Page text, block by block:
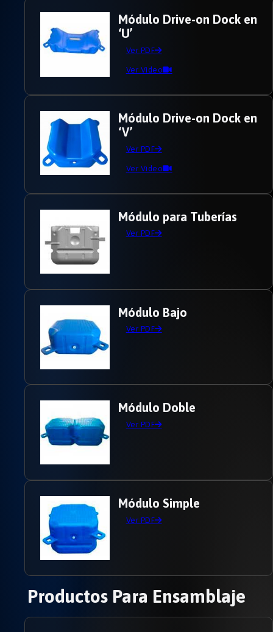
Módulo Drive-on Dock en
‘U’
Ver PDF
Ver Video
Módulo Drive-on Dock en
‘V’
Ver PDF
Ver Video
Módulo para Tuberías
Ver PDF
Módulo Bajo
Ver PDF
Módulo Doble
Ver PDF
Módulo Simple
Ver PDF
Productos Para Ensamblaje